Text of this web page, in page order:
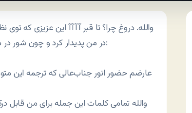
والله. دروغ چرا؟ تا قبر آآآآ این عزیزی که
در من پدیدار کرد و چون شور درکه:
عارضم حضور انور جناب‌عالی که ترجمه این
والله تمامی کلمات این جمله برای من قابل